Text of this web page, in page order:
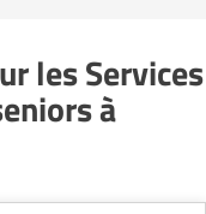
les Services
à